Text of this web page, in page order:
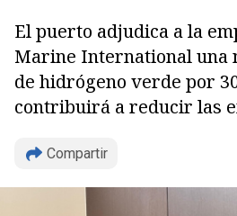
El puerto adjudica a la
Marine International una
de hidrógeno verde por
contribuirá a reducir las
Compartir